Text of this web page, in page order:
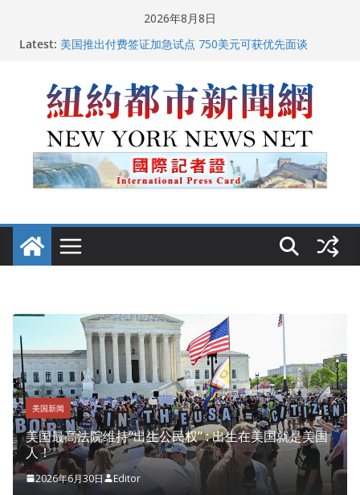
2026年8月8日
Latest: 中国驻美国大使谢锋邀请美国老教师罗纳德·萨科尔斯基
纽约启动“Fix the City”计划 重拳整治长期违规房东
美国最高法院维持“出生公民权” : 出生在美国就是美国
FBI联合纽约警方突袭多名警界高层住所 涉纽约警察局腐
败刑事调查
美国新闻
美国最高法院维持“出生公民权” : 出生在美国就是美国
人！
2026年6月30日 Editor